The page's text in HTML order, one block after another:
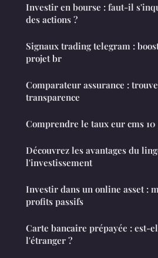
Investir en bourse : faut-il
des actions ?
Signaux trading telegram :
projet br
Comparateur assurance :
transparence
Comprendre le taux eur cms 10
Découvrez les avantages du
l'investissement
Investir dans un online asset :
profits passifs
Carte bancaire prépayée : est-
l'étranger ?